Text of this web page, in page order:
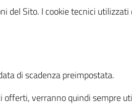
del Sito. I cookie tecnici utilizzati
di scadenza preimpostata.
offerti, verranno quindi sempre